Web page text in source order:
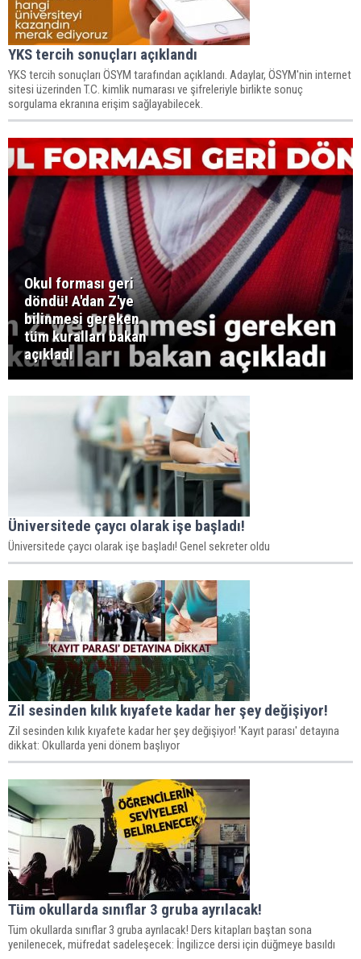
YKS tercih sonuçları açıklandı
YKS tercih sonuçları ÖSYM tarafından açıklandı. Adaylar, ÖSYM'nin internet
sitesi üzerinden T.C. kimlik numarası ve şifreleriyle birlikte sonuç
sorgulama ekranına erişim sağlayabilecek.
Okul forması geri
döndü! A'dan Z'ye
bilinmesi gereken
tüm kuralları bakan
açıkladı
Üniversitede çaycı olarak işe başladı!
Üniversitede çaycı olarak işe başladı! Genel sekreter oldu
Zil sesinden kılık kıyafete kadar her şey değişiyor!
Zil sesinden kılık kıyafete kadar her şey değişiyor! 'Kayıt parası' detayına
dikkat: Okullarda yeni dönem başlıyor
Tüm okullarda sınıflar 3 gruba ayrılacak!
Tüm okullarda sınıflar 3 gruba ayrılacak! Ders kitapları baştan sona
yenilenecek, müfredat sadeleşecek: İngilizce dersi için düğmeye basıldı